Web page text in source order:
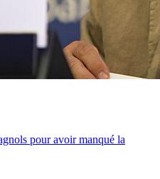
pour avoir manqué la